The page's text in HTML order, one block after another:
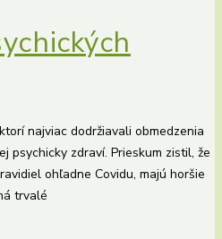
najviac dodržiavali obmedzenia
psychicky zdraví. Prieskum zistil, že
ohľadne Covidu, majú horšie
trvalé